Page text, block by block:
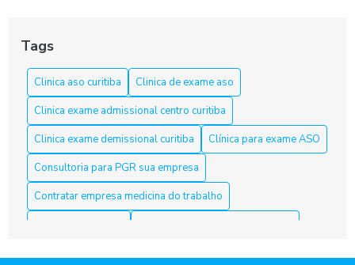
Aprenda tudo sobre o curso NR 33 em Curitiba e garanta sua
Aso Curitiba é a Solução Ideal para a Saúde e Segurança do
Trabalho
Aso Curitiba é a Solução Ideal para sua Saúde e Bem-Estar
Aso Curitiba é a Solução Ideal para sua Saúde e Segurança
no Trabalho
Tags
Clinica aso curitiba
Clinica de exame aso
Clinica exame admissional centro curitiba
Clinica exame demissional curitiba
Clínica para exame ASO
Consultoria para PGR sua empresa
Contratar empresa medicina do trabalho